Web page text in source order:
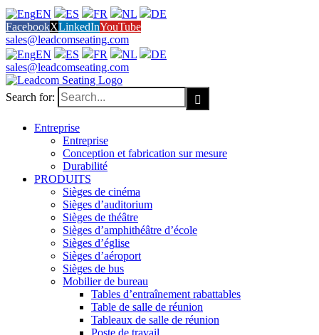
EN ES FR NL
DE
FacebookXLinkedInYouTube
sales@leadcomseating.com
EN
ES FR NL
DE
sales@leadcomseating.com
Search for:
Entreprise
Entreprise
Conception et fabrication sur mesure
Durabilité
PRODUITS
Sièges de cinéma
Sièges d’auditorium
Sièges de théâtre
Sièges d’amphithéâtre d’école
Sièges d’église
Sièges d’aéroport
Sièges de bus
Mobilier de bureau
Tables d’entraînement rabattables
Table de salle de réunion
Tableaux de salle de réunion
Poste de travail